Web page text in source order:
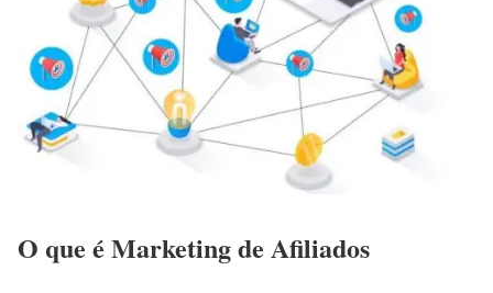
O que é Marketing de Afiliados